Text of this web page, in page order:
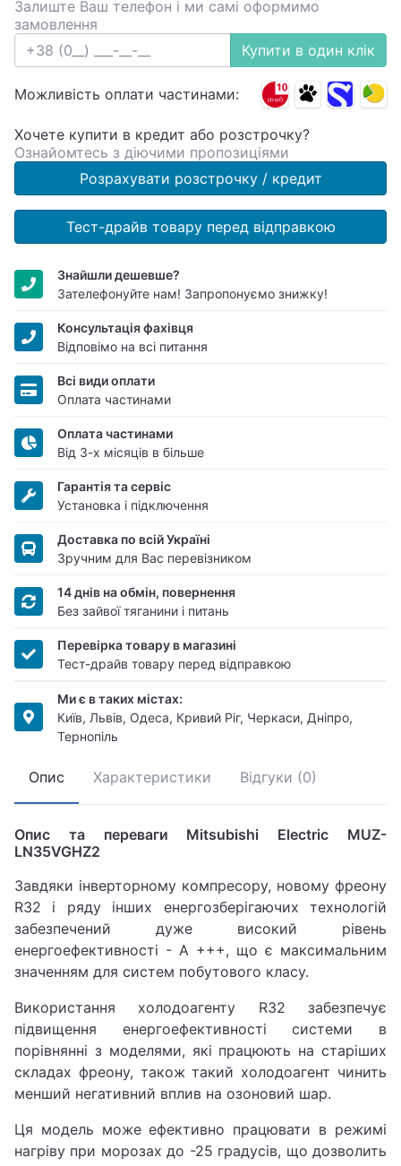
Залиште Ваш телефон і ми самі оформимо
замовлення
Купити в один клік
Можливість оплати частинами:
Хочете купити в кредит або розстрочку?
Ознайомтесь з діючими пропозиціями
Розрахувати розстрочку / кредит
Тест-драйв товару перед відправкою
Знайшли дешевше?
Зателефонуйте нам! Запропонуємо знижку!
Консультація фахівця
Відповімо на всі питання
Всі види оплати
Оплата частинами
Оплата частинами
Від 3-х місяців в більше
Гарантія та сервіс
Установка і підключення
Доставка по всій Україні
Зручним для Вас перевізником
14 днів на обмін, повернення
Без зайвої тяганини і питань
Перевірка товару в магазині
Тест-драйв товару перед відправкою
Ми є в таких містах:
Київ, Львів, Одеса, Кривий Ріг, Черкаси, Дніпро,
Тернопіль
Опис Характеристики Відгуки (0)
Опис та переваги Mitsubishi Electric MUZ-
LN35VGHZ2
Завдяки інверторному компресору, новому фреону
R32 і ряду інших енергозберігаючих технологій
забезпечений дуже високий рівень
енергоефективності - А +++, що є максимальним
значенням для систем побутового класу.
Використання холодоагенту R32 забезпечує
підвищення енергоефективності системи в
порівнянні з моделями, які працюють на старіших
складах фреону, також такий холодоагент чинить
менший негативний вплив на озоновий шар.
Ця модель може ефективно працювати в режимі
нагріву при морозах до -25 градусів, що дозволить